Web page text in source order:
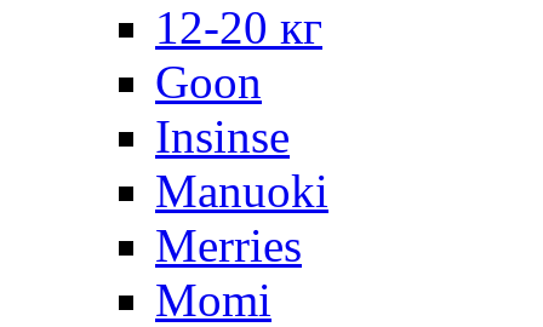
12-20 кг
Goon
Insinse
Manuoki
Merries
Momi